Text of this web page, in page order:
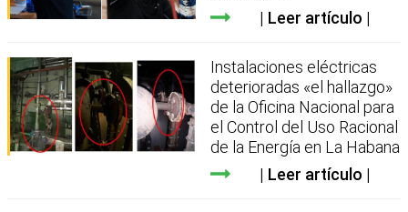
Leer artículo
Instalaciones eléctricas
deterioradas «el hallazgo»
de la Oficina Nacional para
el Control del Uso Racional
de la Energía en La Habana
Leer artículo